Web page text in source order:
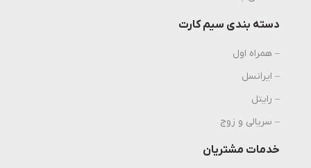
دسته بندی سیم کارت
– همراه اول
– ایرانسل
– رایتل
– سریالی و زوج
خدمات مشتریان